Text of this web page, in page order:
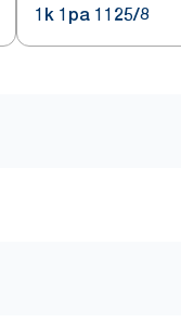
1k 1pa 1125/8